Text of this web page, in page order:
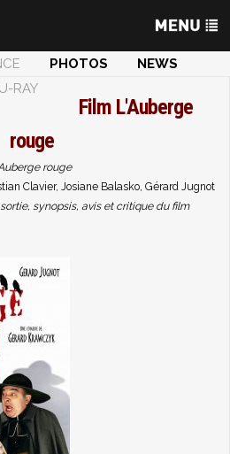
PHOTOS
NEWS
RAY
Film L'Auberge
rouge
rouge
Clavier, Josiane Balasko, Gérard Jugnot
synopsis, avis et critique du film